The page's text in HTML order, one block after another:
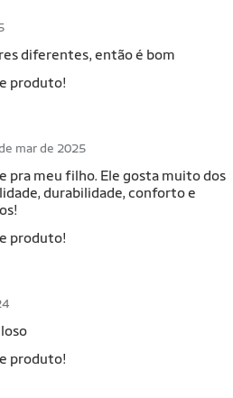
diferentes, então é bom
produto!
mar de 2025
pra meu filho. Ele gosta muito dos
durabilidade, conforto e
produto!
produto!